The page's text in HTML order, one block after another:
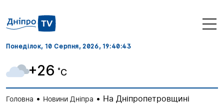
Понеділок, 10 Серпня, 2026, 19:40:44
+26 ˚C
Головна • Новини Дніпра • На Дніпропетровщині